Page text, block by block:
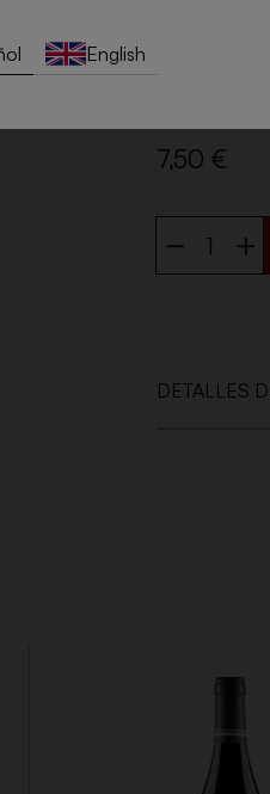
English
7,50 €
DETALLES